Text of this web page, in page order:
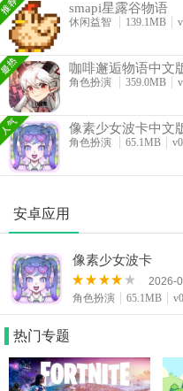
smapi星露谷物语
休闲益智 139.1MB
咖啡邂逅物语中文
角色扮演 359.0MB
像素少女波卡中文
角色扮演 65.1MB
安卓应用
像素少女波卡
2026-
角色扮演
65.1MB
热门专题